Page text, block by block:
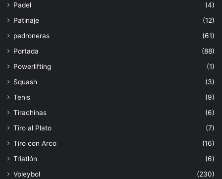
Padel
(4)
Patinaje
(12)
pedroneras
(61)
Portada
(88)
Powerlifting
(1)
Squash
(3)
Tenis
(9)
Tirachinas
(6)
Tiro al Plato
(7)
Tiro con Arco
(16)
Triatlón
(6)
Voleybol
(230)